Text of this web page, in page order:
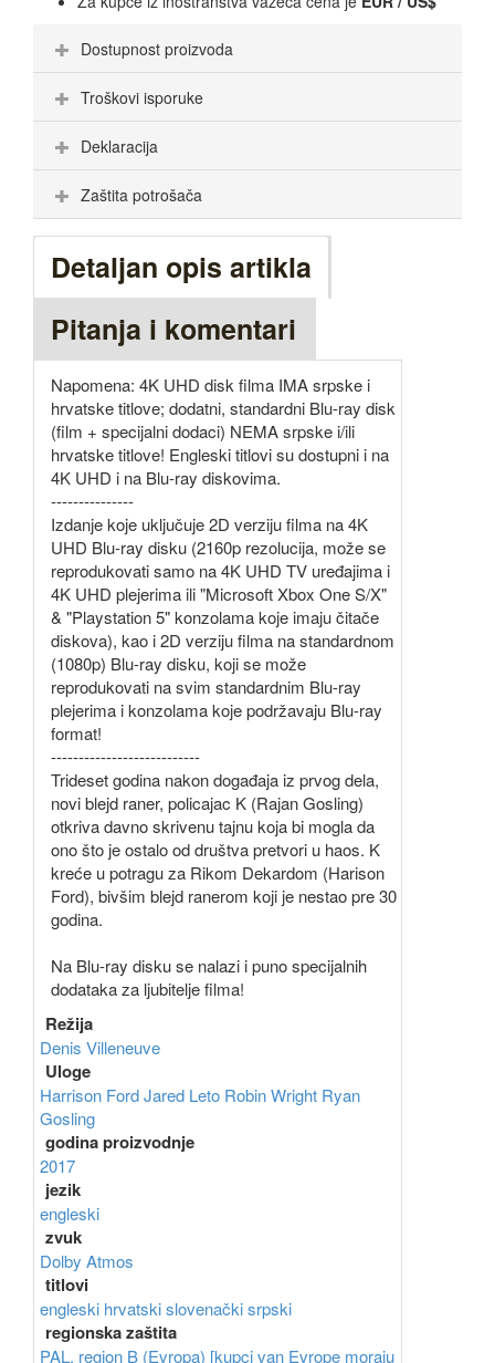
Dostupnost proizvoda
Troškovi isporuke
Deklaracija
Zaštita potrošača
Detaljan opis artikla
Pitanja i komentari
Napomena: 4K UHD disk filma IMA srpske i
hrvatske titlove; dodatni, standardni Blu-ray disk
(film + specijalni dodaci) NEMA srpske i/ili
hrvatske titlove! Engleski titlovi su dostupni i na
4K UHD i na Blu-ray diskovima.
---------------
Izdanje koje uključuje 2D verziju filma na 4K
UHD Blu-ray disku (2160p rezolucija, može se
reprodukovati samo na 4K UHD TV uređajima i
4K UHD plejerima ili "Microsoft Xbox One S/X"
& "Playstation 5" konzolama koje imaju čitače
diskova), kao i 2D verziju filma na standardnom
(1080p) Blu-ray disku, koji se može
reprodukovati na svim standardnim Blu-ray
plejerima i konzolama koje podržavaju Blu-ray
format!
---------------------------
Trideset godina nakon događaja iz prvog dela,
novi blejd raner, policajac K (Rajan Gosling)
otkriva davno skrivenu tajnu koja bi mogla da
ono što je ostalo od društva pretvori u haos. K
kreće u potragu za Rikom Dekardom (Harison
Ford), bivšim blejd ranerom koji je nestao pre 30
godina.
Na Blu-ray disku se nalazi i puno specijalnih
dodataka za ljubitelje filma!
Režija
Denis Villeneuve
Uloge
Harrison FordJared Leto Robin Wright Ryan
Gosling
godina proizvodnje
2017
jezik
engleski
zvuk
Dolby Atmos
titlovi
engleski hrvatskislovenačkisrpski
regionska zaštita
PAL, region B (Evropa) [kupci van Evrope moraju